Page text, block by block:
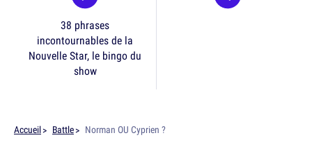
38 phrases
incontournables de la
Nouvelle Star, le bingo du
show
Accueil Battle Norman OU Cyprien ?